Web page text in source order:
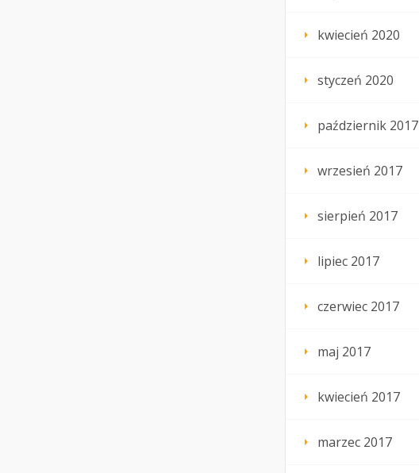
kwiecień 2020
styczeń 2020
październik 2017
wrzesień 2017
sierpień 2017
lipiec 2017
czerwiec 2017
maj 2017
kwiecień 2017
marzec 2017